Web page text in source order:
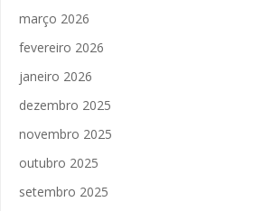
março 2026
fevereiro 2026
janeiro 2026
dezembro 2025
novembro 2025
outubro 2025
setembro 2025